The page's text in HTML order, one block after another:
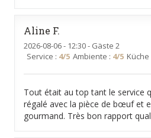
Aline F
2026-08-06- 12:30 - Gäste 2
Service : 4/5 Ambiente : 4/5 Küche
Tout était au top tant le service
régalé avec la pièce de bœuf et
gourmand. Très bon rapport